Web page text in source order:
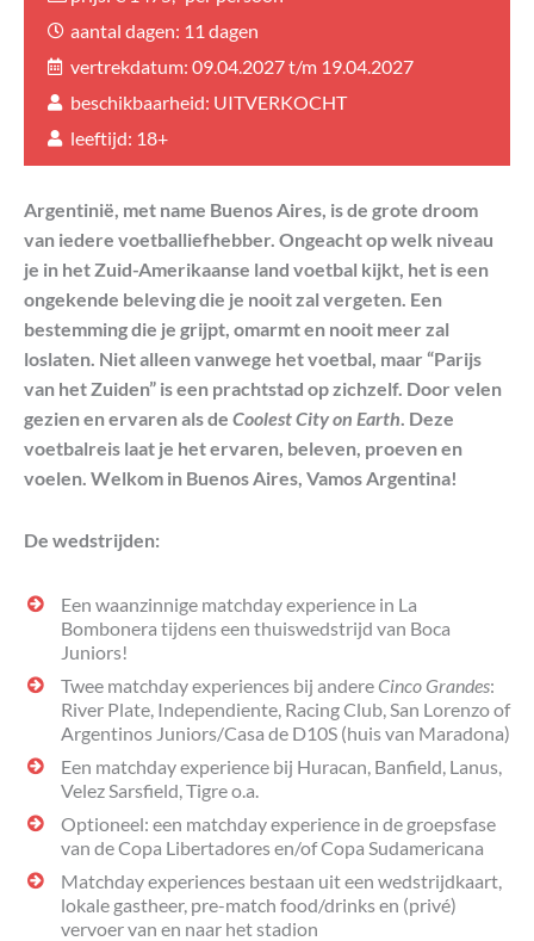
aantal dagen: 11 dagen
vertrekdatum: 09.04.2027 t/m 19.04.2027
beschikbaarheid: UITVERKOCHT
leeftijd: 18+
Argentinië, met name Buenos Aires, is de grote droom
van iedere voetballiefhebber. Ongeacht op welk niveau
je in het Zuid-Amerikaanse land voetbal kijkt, het is een
ongekende beleving die je nooit zal vergeten. Een
bestemming die je grijpt, omarmt en nooit meer zal
loslaten. Niet alleen vanwege het voetbal, maar “Parijs
van het Zuiden” is een prachtstad op zichzelf. Door velen
gezien en ervaren als de Coolest City on Earth . Deze
voetbalreis laat je het ervaren, beleven, proeven en
voelen. Welkom in Buenos Aires, Vamos Argentina!
De wedstrijden:
Een waanzinnige matchday experience in La
Bombonera tijdens een thuiswedstrijd van Boca
Juniors!
Twee matchday experiences bij andere Cinco Grandes:
River Plate, Independiente, Racing Club, San Lorenzo of
Argentinos Juniors/Casa de D10S (huis van Maradona)
Een matchday experience bij Huracan, Banfield, Lanus,
Velez Sarsfield, Tigre o.a.
Optioneel: een matchday experience in de groepsfase
van de Copa Libertadores en/of Copa Sudamericana
Matchday experiences bestaan uit een wedstrijdkaart,
lokale gastheer, pre-match food/drinks en (privé)
vervoer van en naar het stadion